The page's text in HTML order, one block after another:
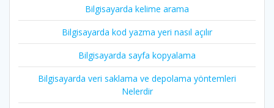
Bilgisayarda kelime arama
Bilgisayarda kod yazma yeri nasıl açılır
Bilgisayarda sayfa kopyalama
Bilgisayarda veri saklama ve depolama yöntemleri
Nelerdir